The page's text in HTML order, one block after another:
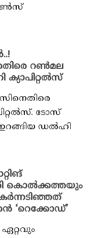
റൺമല
ടോസ്
ഇറങ്ങിയ ഡല്‍ഹി
കൊൽക്കത്തയും
‘റെക്കോഡ്’
ഏറ്റവും